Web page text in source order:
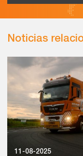
Noticias
11-08-2025